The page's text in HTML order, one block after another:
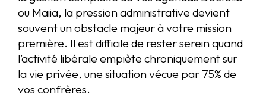
ou Maiia, la pression administrative devient
souvent un obstacle majeur à votre mission
première. Il est difficile de rester serein quand
l’activité libérale empiète chroniquement sur
la vie privée, une situation vécue par 75% de
vos confrères.